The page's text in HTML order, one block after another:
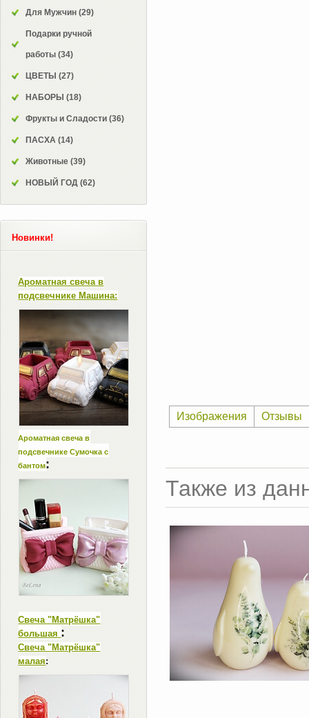
Изображения Отзывы
Также из
Для Мужчин (29)
Подарки ручной
работы (34)
ЦВЕТЫ (27)
НАБОРЫ (18)
Фрукты и Сладости (36)
ПАСХА (14)
Животные (39)
НОВЫЙ ГОД (62)
Новинки!
Ароматная свеча в
подсвечнике Машина:
Ароматная свеча в
подсвечнике Сумочка с
бантом:
Свеча "Матрёшка"
большая :
Свеча "Матрёшка"
малая: